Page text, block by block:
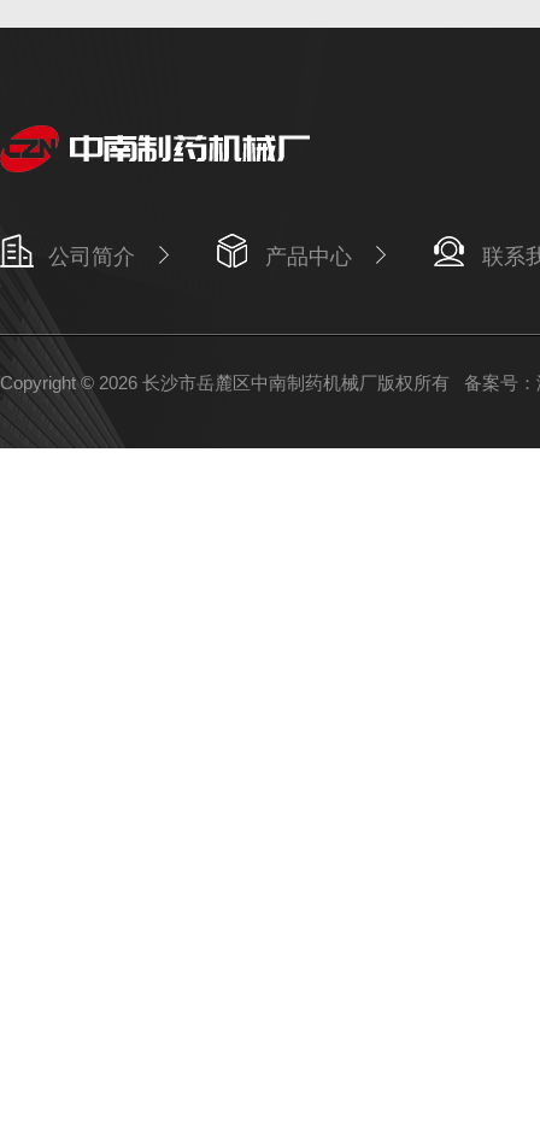
公司简介 产品中心 联系
Copyright © 2026 长沙市岳麓区中南制药机械厂版权所有 备案号